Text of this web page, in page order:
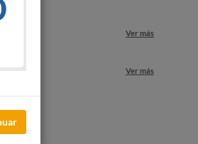
Ver más
Ver más